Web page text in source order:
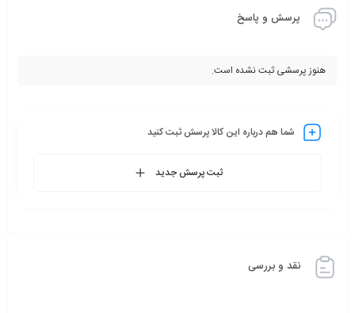
پرسش و پاسخ
هنوز پرسشی ثبت نشده است.
شما هم درباره این کالا پرسش ثبت کنید
ثبت پرسش جدید
نقد و بررسی